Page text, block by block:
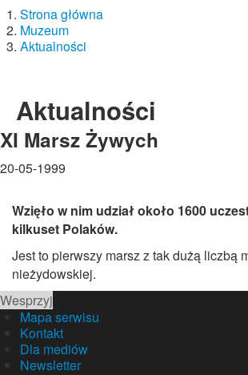
Strona główna
Muzeum
Aktualności
Aktualności
XI Marsz Żywych
20-05-1999
Wzięło w nim udział około 1600
kilkuset Polaków.
Jest to pierwszy marsz z tak dużą liczbą
nieżydowskiej.
Wesprzyj
Mapa serwisu
Kontakt
Dla mediów
Newsletter